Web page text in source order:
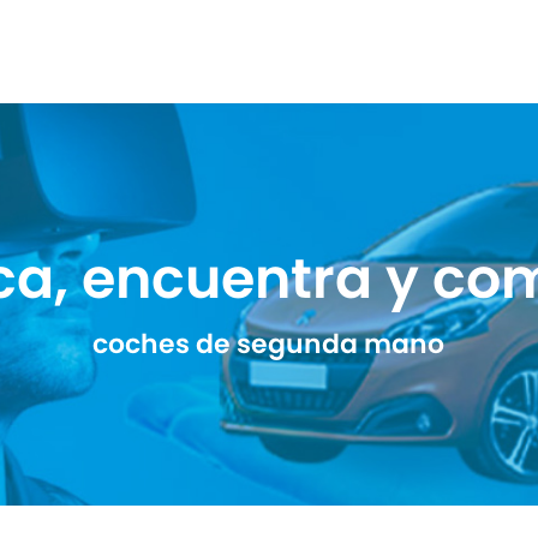
encuentra y
coches de segunda mano